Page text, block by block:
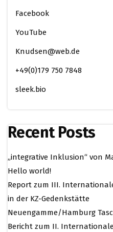
Facebook
YouTube
Knudsen@web.de
+49(0)179 750 7848
sleek.bio
Recent Posts
„integrative Inklusion“ von
Hello world!
Report zum III.
in der KZ-Gedenkstätte
Neuengamme/Hamburg
Bericht zum II.